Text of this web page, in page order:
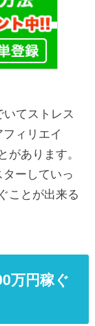
てストレス
ィリエイ
あります。
ーしていっ
ことが出来る
万円稼ぐ